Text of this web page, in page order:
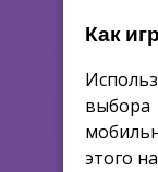
Как
выбора
этого